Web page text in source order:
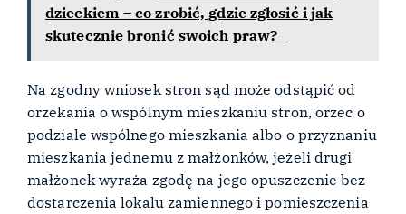
dzieckiem – co zrobić, gdzie zgłosić i jak
skutecznie bronić swoich praw?
Na zgodny wniosek stron sąd może odstąpić od
orzekania o wspólnym mieszkaniu stron, orzec o
podziale wspólnego mieszkania albo o przyznaniu
mieszkania jednemu z małżonków, jeżeli drugi
małżonek wyraża zgodę na jego opuszczenie bez
dostarczenia lokalu zamiennego i pomieszczenia